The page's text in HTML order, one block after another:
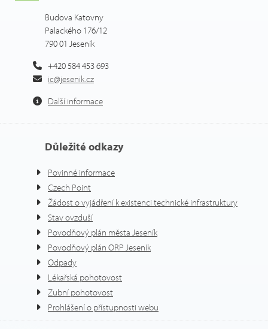
Budova Katovny
Palackého 176/12
790 01 Jeseník
+420 584 453 693
ic@jesenik.cz
Další informace
Důležité odkazy
Povinné informace
Czech Point
Žádost o vyjádření k existenci technické infrastruktury
Stav ovzduší
Povodňový plán města Jeseník
Povodňový plán ORP Jeseník
Odpady
Lékařská pohotovost
Zubní pohotovost
Prohlášení o přístupnosti webu